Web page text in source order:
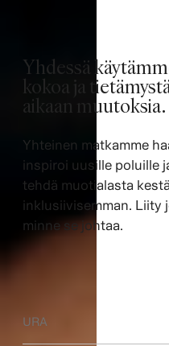
Yhdessä
kokoa ja
aikaan muutoksia. ​
Yhteinen matkamme
inspiroi uusille poluille
tehdä muotialasta
inklusiivisemman. Liity
minne se johtaa.
URA